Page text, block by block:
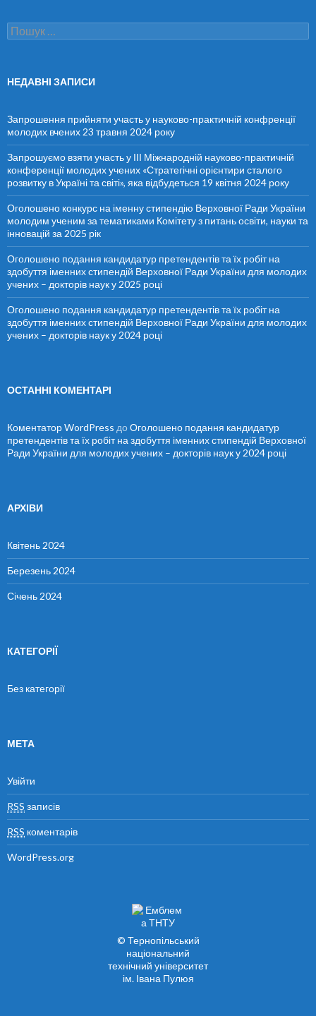
П
о
к
НЕДАВНІ ЗАПИСИ
Запрошення прийняти участь у науково-практичній конфренції
молодих вчених 23 травня 2024 року
Запрошуємо взяти участь у ІІІ Міжнародній науково-практичній
конференції молодих учених «Стратегічні орієнтири сталого
розвитку в Україні та світі», яка відбудеться 19 квітня 2024 року
Оголошено конкурс на іменну стипендію Верховної Ради України
молодим ученим за тематиками Комітету з питань освіти, науки та
інновацій за 2025 рік
Оголошено подання кандидатур претендентів та їх робіт на
здобуття іменних стипендій Верховної Ради України для молодих
учених – докторів наук у 2025 році
Оголошено подання кандидатур претендентів та їх робіт на
здобуття іменних стипендій Верховної Ради України для молодих
учених – докторів наук у 2024 році
ОСТАННІ КОМЕНТАРІ
Коментатор WordPress доОголошено подання кандидатур
претендентів та їх робіт на здобуття іменних стипендій Верховної
Ради України для молодих учених – докторів наук у 2024 році
АРХІВИ
Квітень 2024
Березень 2024
Січень 2024
КАТЕГОРІЇ
Без категорії
МЕТА
Увійти
RSS записів
RSS коментарів
WordPress.org
© Тернопільський
національний
технічний університет
ім. Івана Пулюя